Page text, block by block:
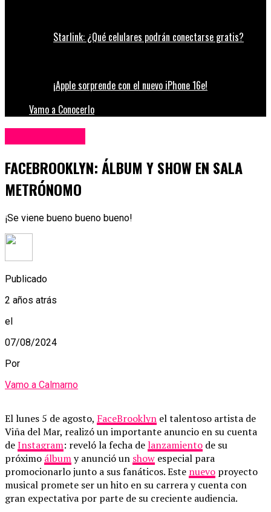
Starlink: ¿Qué celulares podrán conectarse gratis?
¡Apple sorprende con el nuevo iPhone 16e!
Vamo a Conocerlo
FACEBROOKLYN: ÁLBUM Y SHOW EN SALA
METRÓNOMO
¡Se viene bueno bueno bueno!
Publicado
2 años atrás
el
07/08/2024
Por
Vamo a Calmarno
El lunes 5 de agosto, FaceBrooklyn el talentoso artista de
Viña del Mar, realizó un importante anuncio en su cuenta
deInstagram: reveló la fecha delanzamiento de su
próximo álbumy anunció un show especial para
promocionarlo junto a sus fanáticos. Este nuevo proyecto
musical promete ser un hito en su carrera y cuenta con
gran expectativa por parte de su creciente audiencia.